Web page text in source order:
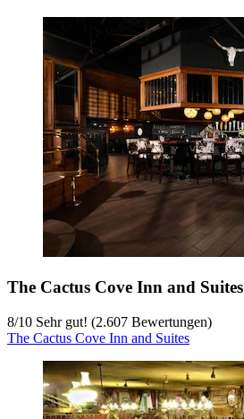
The Cactus Cove Inn and Suites
8/10 Sehr gut! (2.607 Bewertungen)
The Cactus Cove Inn and Suites